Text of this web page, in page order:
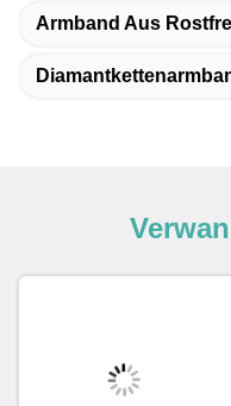
Armband Aus